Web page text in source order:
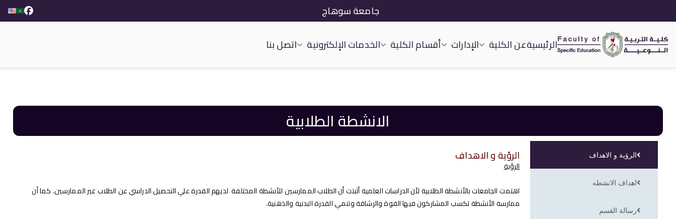
جامعة سوهاج
الرئيسيةعن الكلية الإدارات أقسام الكلية الخدمات الإلكترونية اتصل بنا
الانشطة الطلابية
الرؤية و الاهداف
اهداف الانشطه
رسالة القسم
الرؤية و الاهداف
الرؤية
اهتمت الجامعات بالأنشطة الطلابية لأن الدراسات العلمية أثبتت أن الطلاب الممارسين للأنشطة المختلفة لديهم القدرة علي التحصيل الدراسي عن الطلاب غير الممارسين. كما أن
ممارسة الأنشطة تكسب المشاركون فيها القوة والرشاقة وتنمي القدرة البدنية والذهنية.